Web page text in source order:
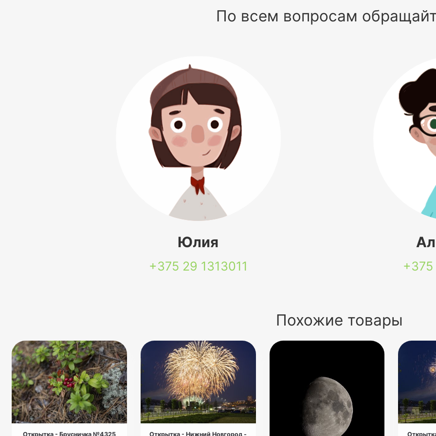
По всем вопросам
Юлия
+375 29 1313011
Похожие товары
Открытка - Брусничка №4325 Открытка - Нижний Новгород -